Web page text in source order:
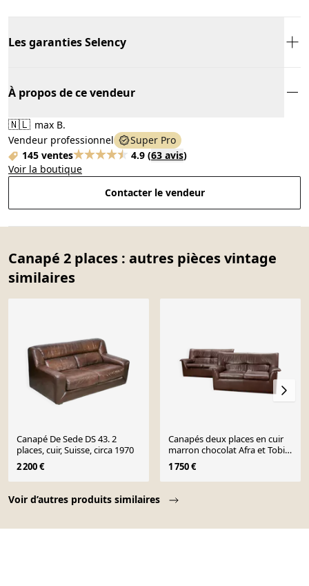
Les garanties Selency
À propos de ce vendeur
🇳🇱 max B.
Vendeur professionnel
Super Pro
145 ventes
4.9 (63 avis)
Voir la boutique
Contacter le vendeur
Canapé 2 places : autres pièces vintage
similaires
Voir d’autres produits similaires
Canapé De Sede DS 43. 2
places, cuir, Suisse, circa 1970
2 200 €
Canapés deux places en cuir
marron chocolat Afra et Tobia
Scarpa pour B&B Italia
1 750 €